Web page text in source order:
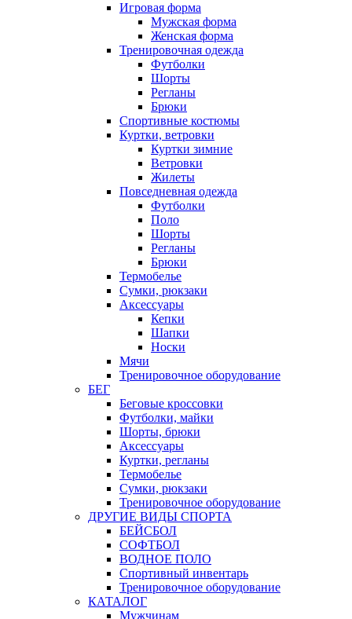
Игровая форма
Мужская форма
Женская форма
Тренировочная одежда
Футболки
Шорты
Регланы
Брюки
Спортивные костюмы
Куртки, ветровки
Куртки зимние
Ветровки
Жилеты
Повседневная одежда
Футболки
Поло
Шорты
Регланы
Брюки
Термобелье
Сумки, рюкзаки
Аксессуары
Кепки
Шапки
Носки
Мячи
Тренировочное оборудование
БЕГ
Беговые кроссовки
Футболки, майки
Шорты, брюки
Аксессуары
Куртки, регланы
Термобелье
Сумки, рюкзаки
Тренировочное оборудование
ДРУГИЕ ВИДЫ СПОРТА
БЕЙСБОЛ
СОФТБОЛ
ВОДНОЕ ПОЛО
Спортивный инвентарь
Тренировочное оборудование
КАТАЛОГ
Мужчинам